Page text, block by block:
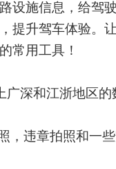
设施信息，给驾
提升驾车体验。
常用工具！
深和江浙地区的
，违章拍照和一